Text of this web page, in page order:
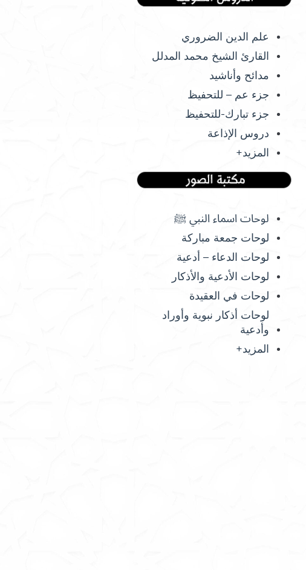
علم الدين الضروري
القارئ الشيخ محمد المدلل
مدائح وأناشيد
جزء عم – للتحفيظ
جزء تبارك-للتحفيظ
دروس الإذاعة
المزيد+
لوحات اسماء النبي ﷺ
لوحات جمعة مباركة
لوحات الدعاء – أدعية
لوحات الأدعية والأذكار
لوحات في العقيدة
لوحات أذكار نبوية وأوراد
وأدعية
المزيد+